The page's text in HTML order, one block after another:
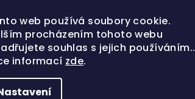
web používá soubory cookie.
procházením tohoto webu
souhlas s jejich používáním..
informací zde.
ze světa zvířat